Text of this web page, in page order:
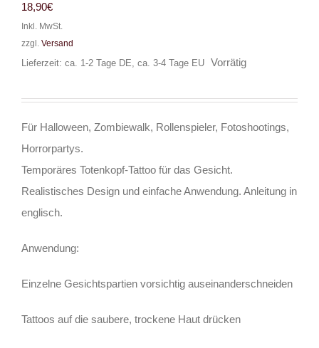
18,90€
Inkl. MwSt.
zzgl. Versand
Lieferzeit: ca. 1-2 Tage DE, ca. 3-4 Tage EU
Vorrätig
Für Halloween, Zombiewalk, Rollenspieler, Fotoshootings,
Horrorpartys.
Temporäres Totenkopf-Tattoo für das Gesicht.
Realistisches Design und einfache Anwendung. Anleitung in
englisch.
Anwendung:
Einzelne Gesichtspartien vorsichtig auseinanderschneiden
Tattoos auf die saubere, trockene Haut drücken